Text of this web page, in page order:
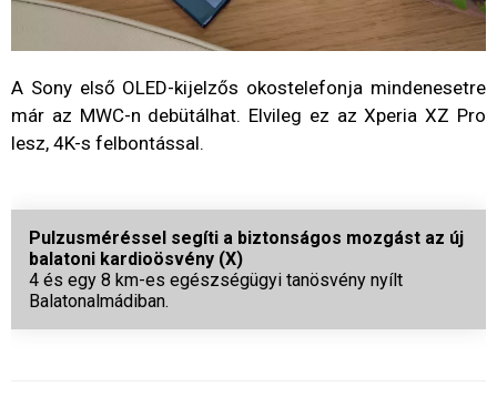
A Sony első OLED-kijelzős okostelefonja mindenesetre
már az MWC-n debütálhat. Elvileg ez az Xperia XZ Pro
lesz, 4K-s felbontással.
Pulzusméréssel segíti a biztonságos mozgást az új
balatoni kardioösvény (X)
4 és egy 8 km-es egészségügyi tanösvény nyílt
Balatonalmádiban.